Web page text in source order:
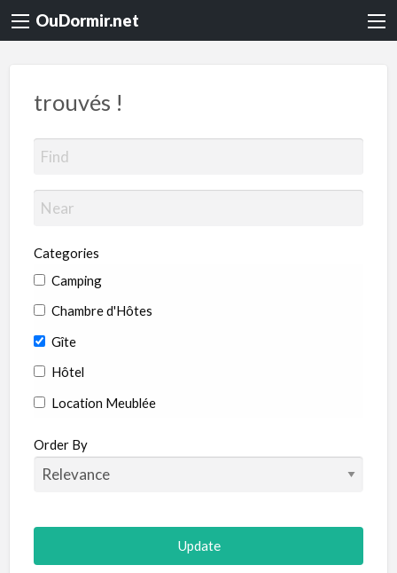
OuDormir.net
trouvés !
Categories
Camping
Chambre d'Hôtes
Gîte
Hôtel
Location Meublée
Order By